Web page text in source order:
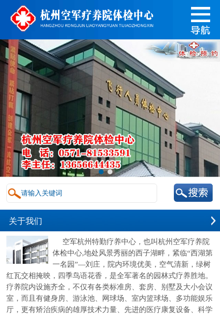
关于我们
空军杭州特勤疗养中心，也叫杭州空军疗养院
体检中心,地处风景秀丽的西子湖畔，紧临“西湖第
一名园”—刘庄，院内环境优美，空气清新，绿树
红瓦交相掩映，四季鸟语花香，是全军著名的园林式疗养胜地。
疗养院内设施齐全，不仅有各类标准房、套房、别墅及大小会议
室，而且有健身房、游泳池、网球场、室内篮球场、多功能娱乐
厅，更有矫治疾病的雄厚技术力量、先进的医疗康复设备、科学